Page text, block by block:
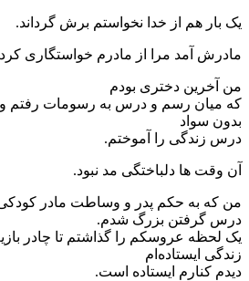
یک بار هم از خدا نخواستم برش گرداند.
مادرش آمد مرا از مادرم خواستگاری
من آخرین دختری بودم
که میان رسم و درس به رسومات رفتم
بدون سواد
درس زندگی را آموختم‌.
آن وقت ها دلباختگی مد نبود.
من که به حکم پدر و وساطت مادر کودکی
درس گرفتن بزرگ شدم.
یک لحظه عروسکم را گذاشتم تا چادر
زندگی ایستاده‌ام
دیدم کنارم ایستاده است.